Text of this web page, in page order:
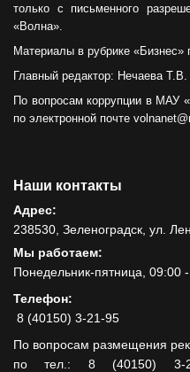
только с письменного
«Волна».
Материалы в рубрике «Бизнес»
Главный редактор: Нечаева Т.В.
По вопросам коррупции в МАУ
по электронной почте
Наши контакты
Адрес:
238530, Зеленоградск, ул.
Мы работаем:
Понедельник-пятница, 09:00
Телефон:
8 (40150) 3-21-95
По вопросам размещения
по тел.: 8 (40150) 3-